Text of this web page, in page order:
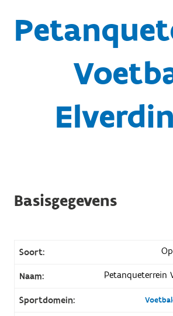
Basisgegevens
Soort:
Naam: Petanqueterrein
Sportdomein: